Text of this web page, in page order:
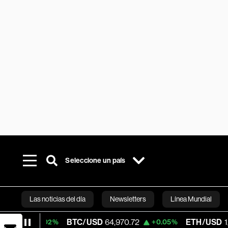
Seleccione un país
Las noticias del día Newsletters Línea Mundial
Bloomberg
BTC/USD 64,970.72 +0.05% ETH/USD 1,915.923